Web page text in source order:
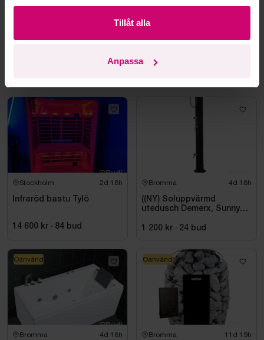
Tillåt alla
Anpassa
Läs fler frågor och svar
Mer från samma kategori
Stockholm 2d 18h
Infraröd bastu Tylö
14 600 kr · 84 bud
Bromma 4d 18h
((NY) Soluppvärmd
utedusch Demerx, Sunny
1 200 kr · 24 bud
Bromma 4d 18h
Oanvänd
Bromma 11d 19h
Oanvänd